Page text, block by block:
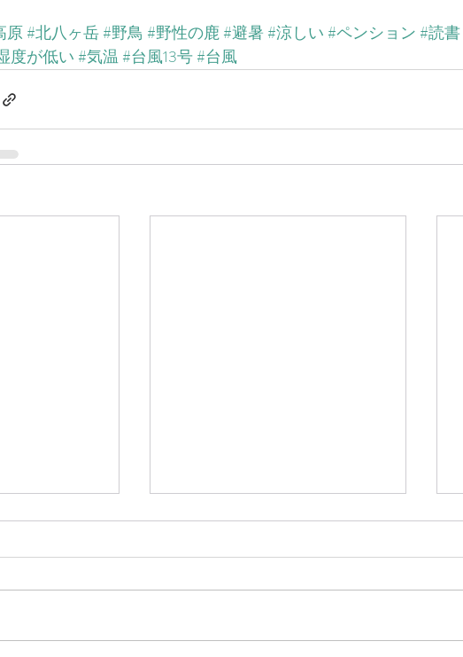
原#北八ヶ岳#野鳥 #野性の鹿#避暑#涼しい#ペンション#読書
度が低い#気温#台風13号#台風